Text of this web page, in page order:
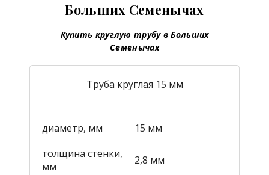
Больших Семенычах
Купить круглую трубу в Больших
Семенычах
Труба круглая 15 мм
диаметр, мм
15 мм
толщина стенки,
мм
2,8 мм